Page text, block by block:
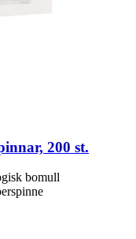
200 st.
bomull